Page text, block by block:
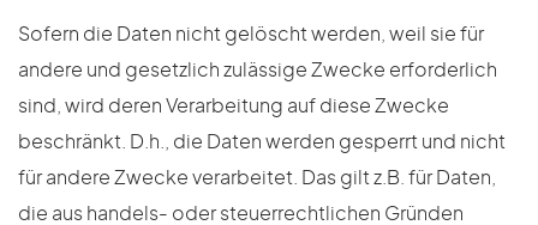
Sofern die Daten nicht gelöscht werden, weil sie für
andere und gesetzlich zulässige Zwecke erforderlich
sind, wird deren Verarbeitung auf diese Zwecke
beschränkt. D.h., die Daten werden gesperrt und nicht
für andere Zwecke verarbeitet. Das gilt z.B. für Daten,
die aus handels- oder steuerrechtlichen Gründen